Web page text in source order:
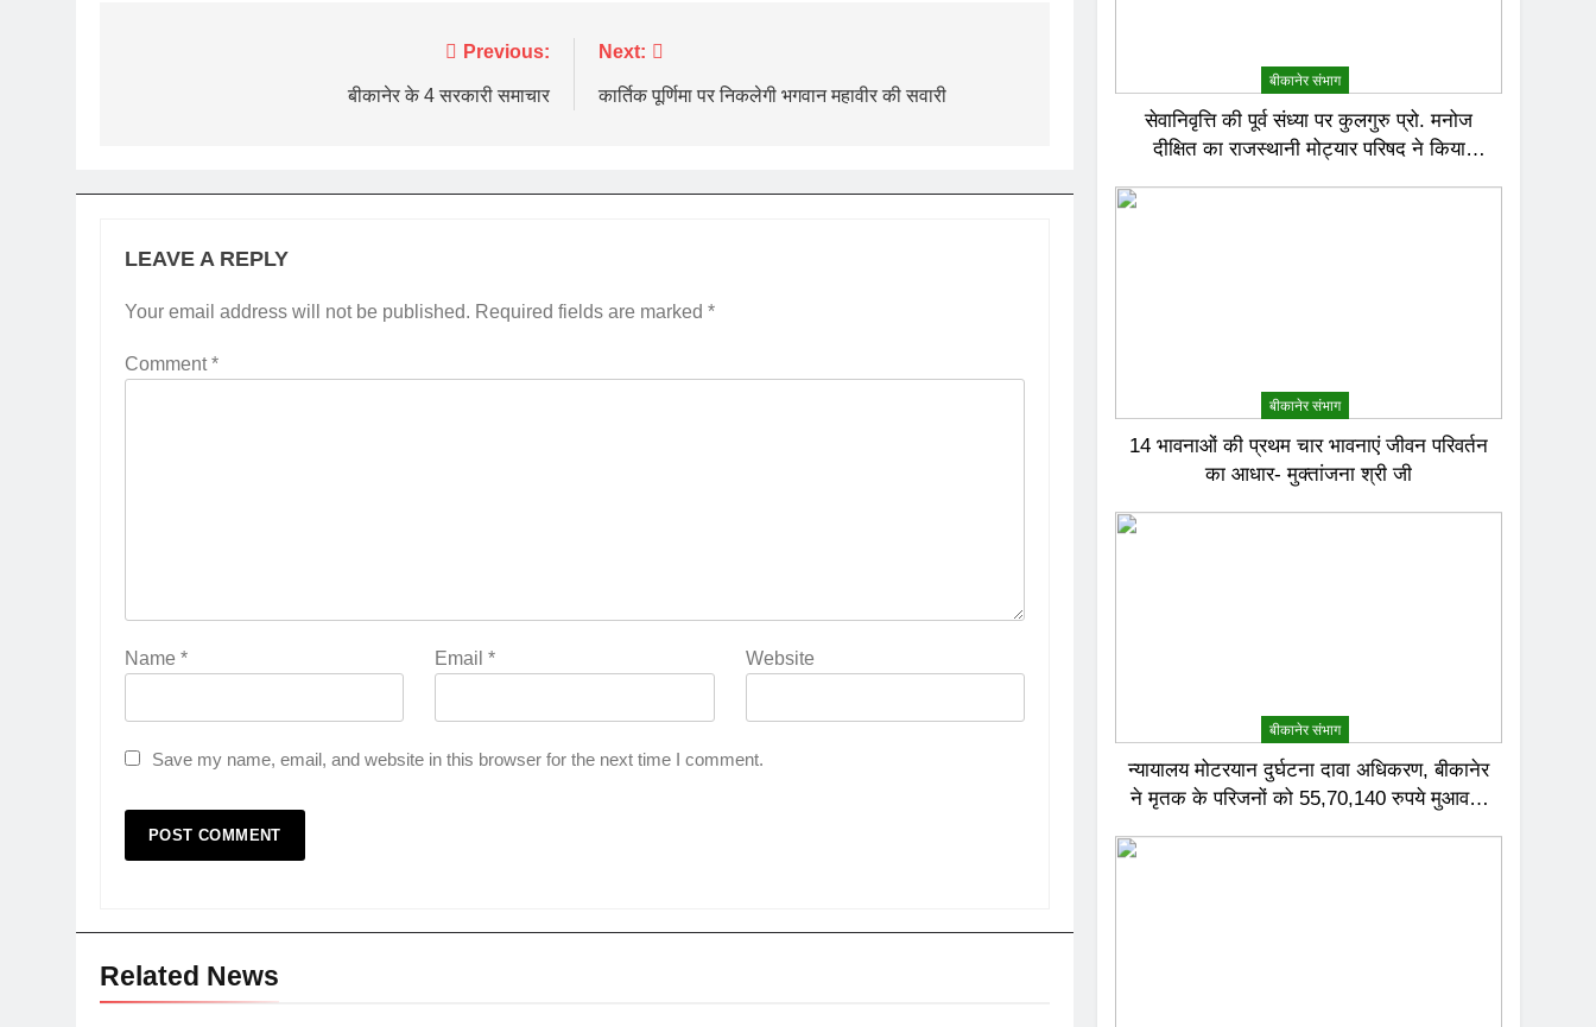
Previous:
बीकानेर के 4 सरकारी समाचार
Next:
कार्तिक पूर्णिमा पर निकलेगी भगवान महावीर की सवारी
LEAVE A REPLY
Your email address will not be published. Required fields are marked *
Comment*
Name * Email* Website
Save my name, email, and website in this browser for the next time I comment.
Related News
बीकानेर संभाग
सेवानिवृत्ति की पूर्व संध्या पर कुलगुरु प्रो. मनोज
दीक्षित का राजस्थानी मोट्यार परिषद ने किया
बीकानेर संभाग
14 भावनाओं की प्रथम चार भावनाएं जीवन परिवर्तन
का आधार- मुक्तांजना श्री जी
बीकानेर संभाग
न्यायालय मोटरयान दुर्घटना दावा अधिकरण, बीकानेर
ने मृतक के परिजनों को 55,70,140 रुपये मुआवजा